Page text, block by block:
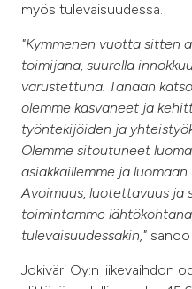
myös tulevaisuudessa.
"Kymmenen vuotta sitten
toimijana, suurella
varustettuna. Tänään
olemme kasvaneet ja
työntekijöiden ja
Olemme sitoutuneet
asiakkaillemme ja
Avoimuus, luotettavuus ja
toimintamme
tulevaisuudessakin," sanoo
Jokiväri Oy:n liikevaihdon